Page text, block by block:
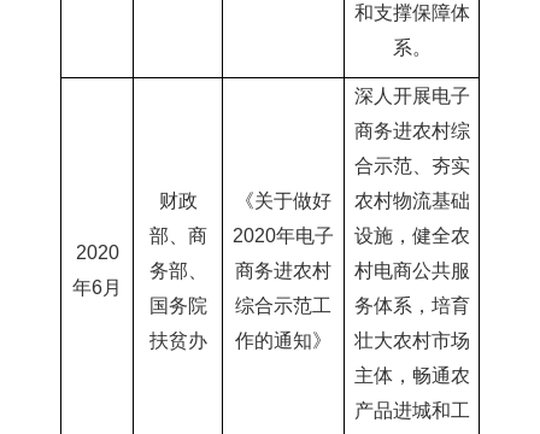
和支撑保障体
系。
2020
年6月
财政
部、商
务部、
国务院
扶贫办
《关于做好
2020年电子
商务进农村
综合示范工
作的通知》
深人开展电子
商务进农村综
合示范、夯实
农村物流基础
设施，健全农
村电商公共服
务体系，培育
壮大农村市场
主体，畅通农
产品进城和工